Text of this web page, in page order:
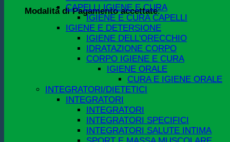
Modalità di Pagamento accettate:
CAPELLI IGIENE E CURA
IGIENE E CURA CAPELLI
IGIENE E DETERSIONE
IGIENE DELL'ORECCHIO
IDRATAZIONE CORPO
CORPO IGIENE E CURA
IGIENE ORALE
CURA E IGIENE ORALE
INTEGRATORI/DIETETICI
INTEGRATORI
INTEGRATORI
INTEGRATORI SPECIFICI
INTEGRATORI SALUTE INTIMA